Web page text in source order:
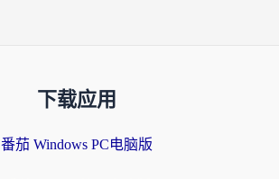
下载应用
番茄 Windows PC电脑版